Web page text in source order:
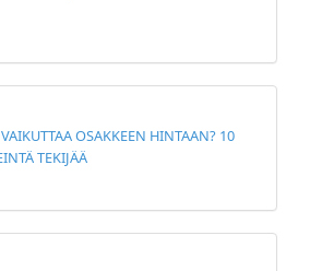
OSAKKEEN HINTAAN? 10
TEKIJÄÄ